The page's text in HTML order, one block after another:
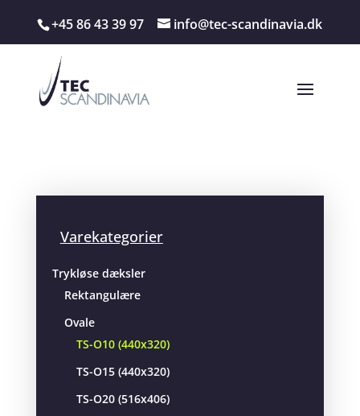
+45 86 43 39 97 info@tec-scandinavia.dk
Varekategorier
Trykløse dæksler
Rektangulære
Ovale
TS-O10 (440x320)
TS-O15 (440x320)
TS-O20 (516x406)